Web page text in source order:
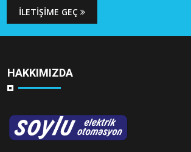
İLETIŞIME GEÇ
HAKKIMIZDA